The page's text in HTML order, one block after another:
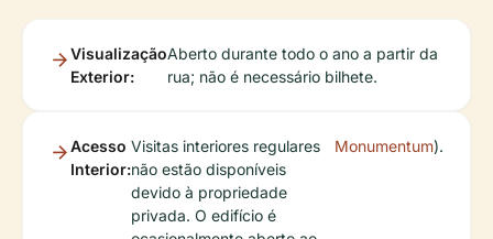
Visualização
Exterior:
Aberto durante todo o ano a partir da
rua; não é necessário bilhete.
Acesso
Interior:
Visitas interiores regulares
não estão disponíveis
devido à propriedade
privada. O edifício é
Monumentum).